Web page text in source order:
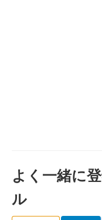
よく一緒に
ル